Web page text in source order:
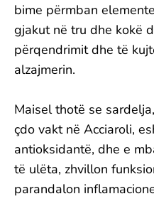
bime përmban
gjakut në tru dhe kokë
përqendrimit dhe të
alzajmerin.
Maisel thotë se
çdo vakt në Acciaroli,
antioksidantë, dhe e
të ulëta, zhvillon
parandalon